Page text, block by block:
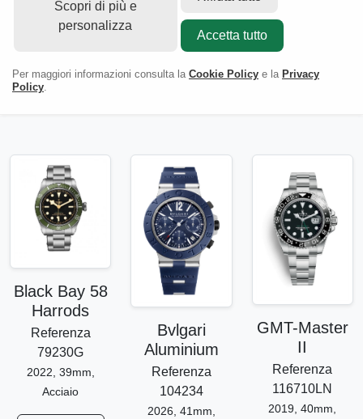
processo di revisione ed è
corredato di garanzia di 24 mesi.
Black Bay 58
Harrods
Referenza
79230G
2022, 39mm,
Acciaio
Bvlgari
Aluminium
Referenza
104234
2026, 41mm,
GMT-Master
II
Referenza
116710LN
2019, 40mm,
Scopri di più e
personalizza
Accetta tutto
Per maggiori informazioni consulta la Cookie Policy e la Privacy
Policy.